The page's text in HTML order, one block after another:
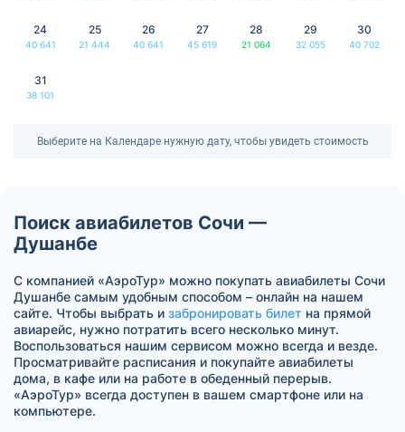
24
40 641
25
21 444
26
40 641
27
45 619
28
21 064
29
32 055
30
40 702
31
38 101
Выберите на Календаре нужную дату, чтобы увидеть стоимость
Поиск авиабилетов Сочи —
Душанбе
С компанией «АэроТур» можно покупать авиабилеты Сочи
Душанбе самым удобным способом – онлайн на нашем
сайте. Чтобы выбрать и забронировать билет на прямой
авиарейс, нужно потратить всего несколько минут.
Воспользоваться нашим сервисом можно всегда и везде.
Просматривайте расписания и покупайте авиабилеты
дома, в кафе или на работе в обеденный перерыв.
«АэроТур» всегда доступен в вашем смартфоне или на
компьютере.